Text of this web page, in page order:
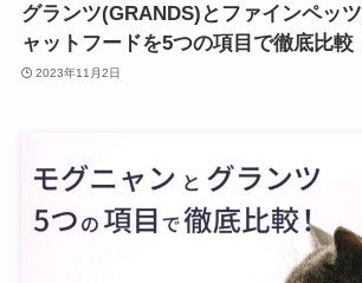
グランツ(GRANDS)とファインペッ
ャットフードを5つの項目で徹底比較
2023年11月2日